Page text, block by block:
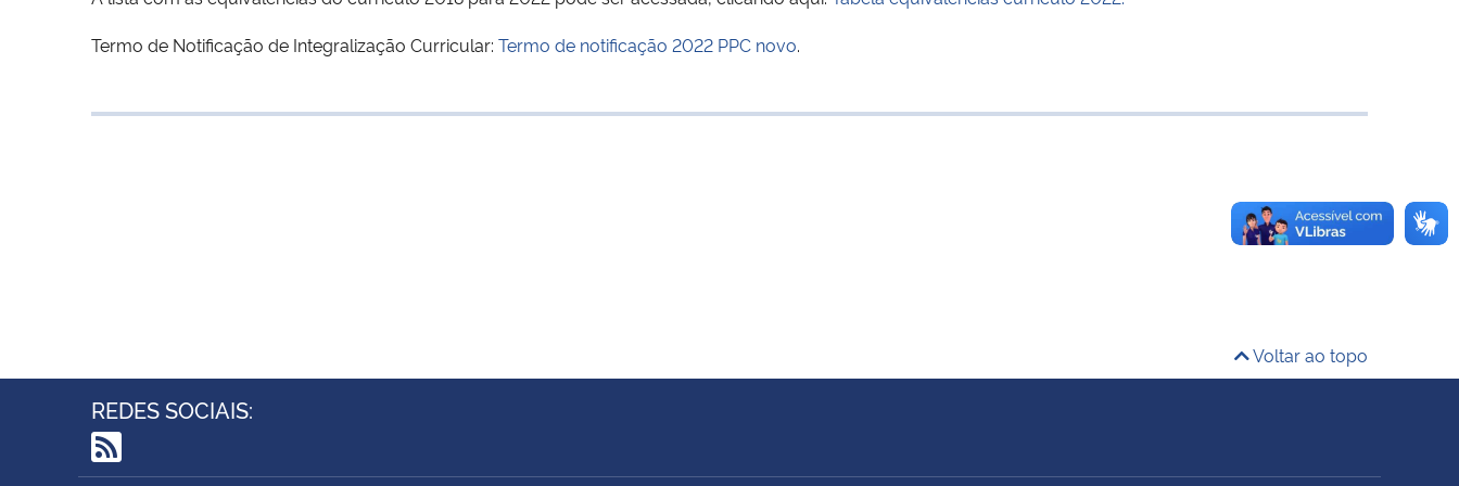
Termo de Notificação de Integralização Curricular: Termo de notificação 2022 PPC novo.
Voltar ao topo
REDES SOCIAIS: